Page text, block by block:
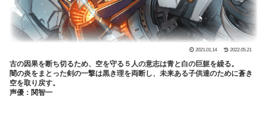
2021.01.14 2022.05.21
古の因果を断ち切るため、空を守る５人の意志は青と白の巨躯を繰る。
闇の炎をまとった剣の一撃は黒き理を両断し、未来ある子供達のために蒼き
空を取り戻す。
声優：関智一